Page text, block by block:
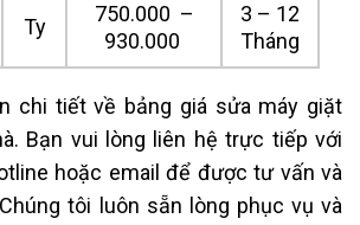
Ty
750.000 –
930.000
3 – 12
Tháng
chi tiết về bảng giá sửa máy giặt
Bạn vui lòng liên hệ trực tiếp với
hoặc email để được tư vấn và
tôi luôn sẵn lòng phục vụ và